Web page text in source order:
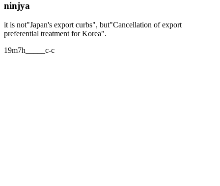
ninjya
it is not"Japan's export curbs", but"Cancellation of export
preferential treatment for Korea".
19m7h_____c-c